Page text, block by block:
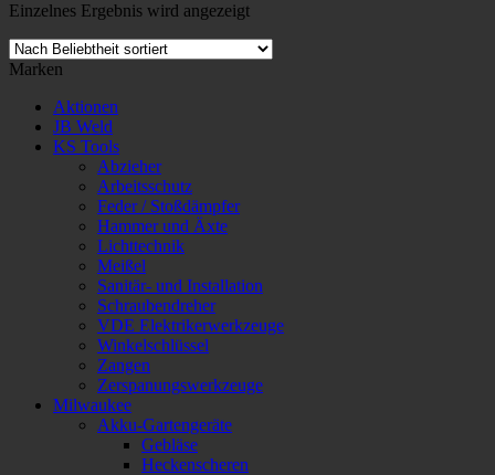
Einzelnes Ergebnis wird angezeigt
Marken
Aktionen
JB Weld
KS Tools
Abzieher
Arbeitsschutz
Feder / Stoßdämpfer
Hammer und Äxte
Lichttechnik
Meißel
Sanitär- und Installation
Schraubendreher
VDE Elektrikerwerkzeuge
Winkelschlüssel
Zangen
Zerspanungswerkzeuge
Milwaukee
Akku-Gartengeräte
Gebläse
Heckenscheren